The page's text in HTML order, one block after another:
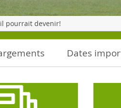
pourrait devenir!
Dates